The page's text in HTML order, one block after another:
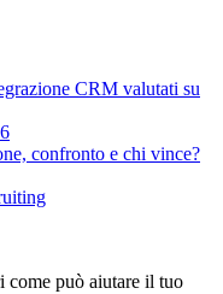
CRM valutati su
confronto e chi vince?
come può aiutare il tuo